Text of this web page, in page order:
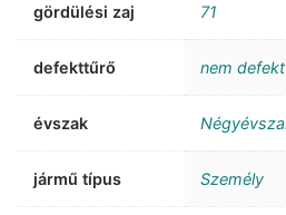
gördülési zaj 71
defekttűrő nem
évszak
jármű típus Személy